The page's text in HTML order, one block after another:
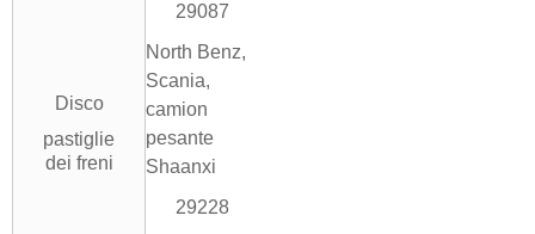
Disco
pastiglie
dei freni
29087
North Benz,
Scania,
camion
pesante
Shaanxi
29228